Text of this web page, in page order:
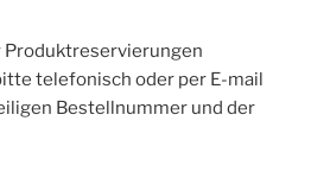
Produktreservierungen
telefonisch oder per E-mail
Bestellnummer und der